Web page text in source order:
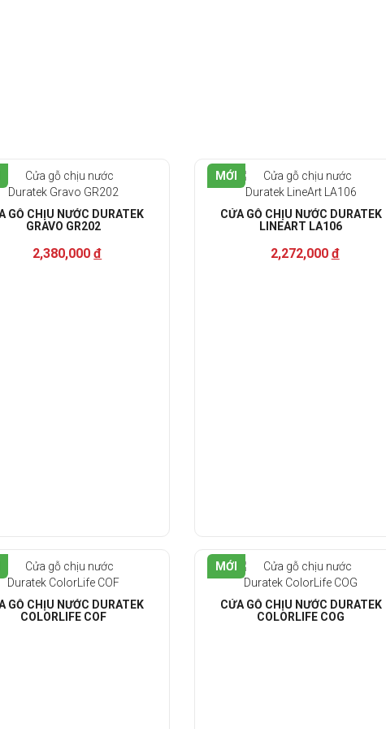
GỖ CHỊU NƯỚC DURATEK
GRAVO GR202
2,380,000đ
MỚI
CỬA GỖ CHỊU NƯỚC DURATEK
LINEART LA106
2,272,000 đ
GỖ CHỊU NƯỚC DURATEK
COLORLIFE COF
MỚI
CỬA GỖ CHỊU NƯỚC DURATEK
COLORLIFE COG